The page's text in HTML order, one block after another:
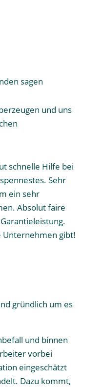
sagen
und uns
schnelle Hilfe bei
Sehr
ein sehr
Absolut faire
Unternehmen gibt!
gründlich um es
und binnen
vorbei
eingeschätzt
Dazu kommt,